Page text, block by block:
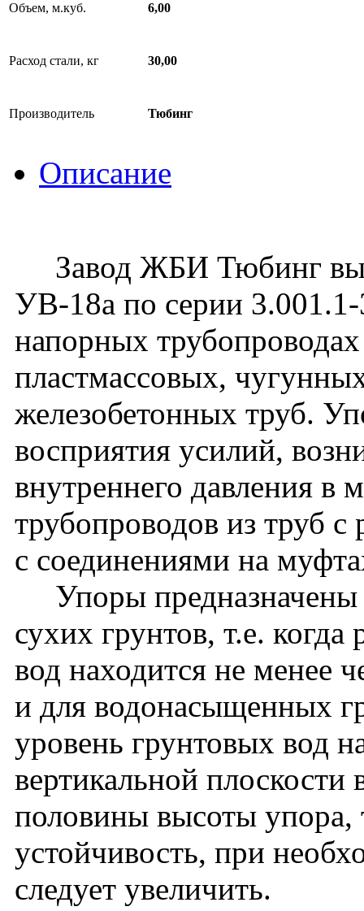
Объем, м.куб. 6,00
Расход стали, кг 30,00
Производитель Тюбинг
Описание
Завод ЖБИ Тюбинг
УВ-18а по серии
напорных
пластмассовых,
железобетонных труб.
восприятия усилий,
внутреннего давления в
трубопроводов из труб
с соединениями на
Упоры предназначены
сухих грунтов, т.е.
вод находится не менее
и для водонасыщенных
уровень грунтовых вод
вертикальной
половины высоты упора,
устойчивость, при
следует увеличить.